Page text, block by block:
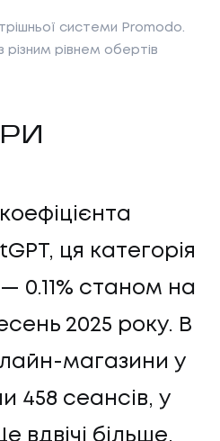
системи Promodo.
різним рівнем обертів
ця категорія
— 0.11% станом на
2025 року. В
магазини у
458 сеансів, у
вдвічі більше,